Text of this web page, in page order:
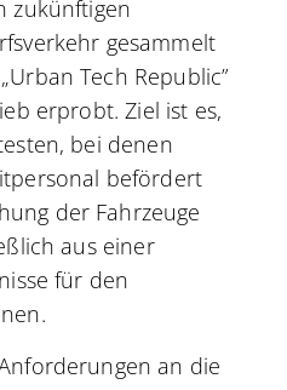
zukünftigen
gesammelt
Tech Republic”
erprobt. Ziel ist es,
bei denen
befördert
der Fahrzeuge
aus einer
für den
an die